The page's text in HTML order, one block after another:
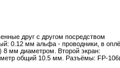
друг с другом посредством
0.12 мм альфа - проводники, в
8 мм диаметром. Второй экран:
общий 10.5 мм. Разъёмы: FP-